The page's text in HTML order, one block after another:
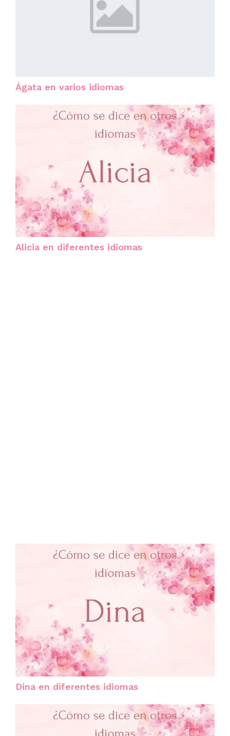
Ágata en varios idiomas
Alicia en diferentes idiomas
Dina en diferentes idiomas